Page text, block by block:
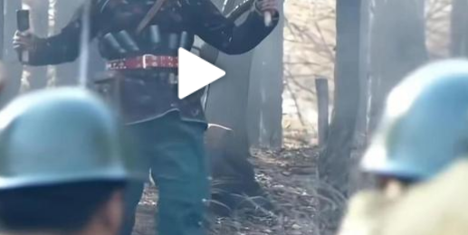
网约车司机充电时猝死保险拒赔
中国父女泰国骑摩托车坠崖1死1伤
白海豚将正面袭击贯穿浙江
周末打虎 宋致远被查
温州发布告全体市民书：非必要不外出
刘浩存百花奖开幕式红裙起舞